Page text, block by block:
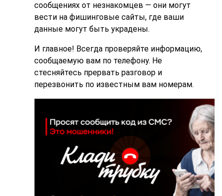
сообщениях от незнакомцев — они могут
вести на фишинговые сайты, где ваши
данные могут быть украдены.
И главное! Всегда проверяйте информацию,
сообщаемую вам по телефону. Не
стесняйтесь прервать разговор и
перезвонить по известным вам номерам.